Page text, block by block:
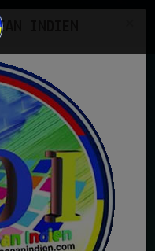
maintenant
INDIEN